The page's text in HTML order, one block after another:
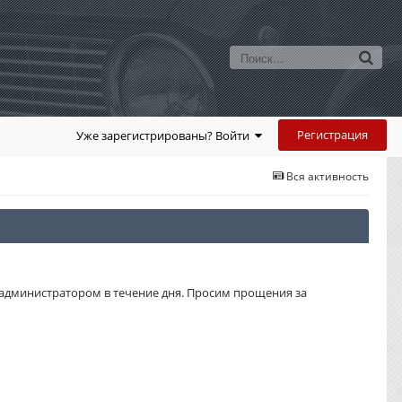
Уже зарегистрированы? Войти Регистрация
Вся активность
в течение дня. Просим прощения за